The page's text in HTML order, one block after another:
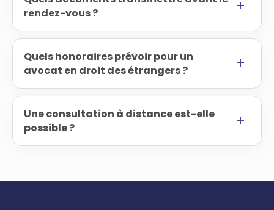
rendez-vous ?
Quels honoraires prévoir pour un
avocat en droit des étrangers ?
Une consultation à distance est-elle
possible ?